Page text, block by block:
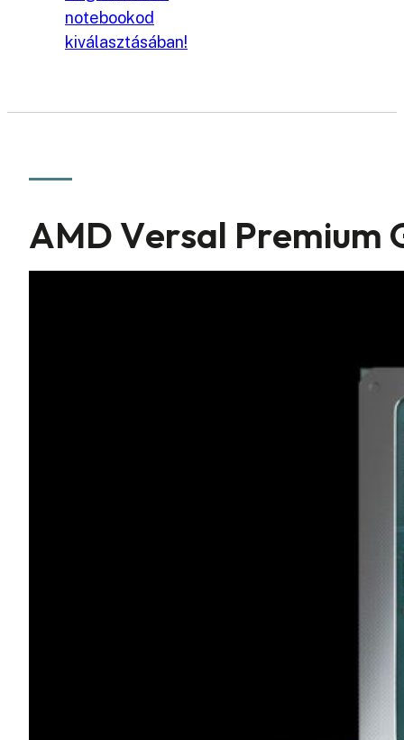
notebookod
kiválasztásában!
AMD Versal Premium